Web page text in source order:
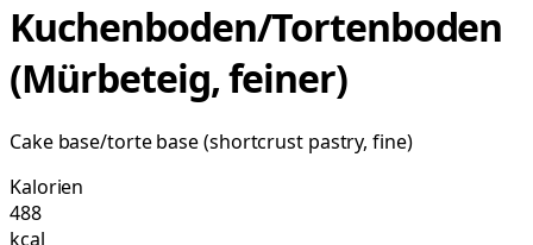
Kuchenboden/Tortenboden
(Mürbeteig, feiner)
Cake base/torte base (shortcrust pastry, fine)
Kalorien
488
kcal